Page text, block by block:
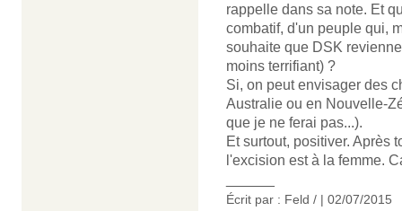
rappelle dans sa note. Et
combatif, d'un peuple qui,
souhaite que DSK
moins terrifiant) ?
Si, on peut envisager des
Australie ou en Nouvelle-
que je ne ferai pas...).
Et surtout, positiver. Après
l'excision est à la femme.
Écrit par : Feld / | 02/07/2015